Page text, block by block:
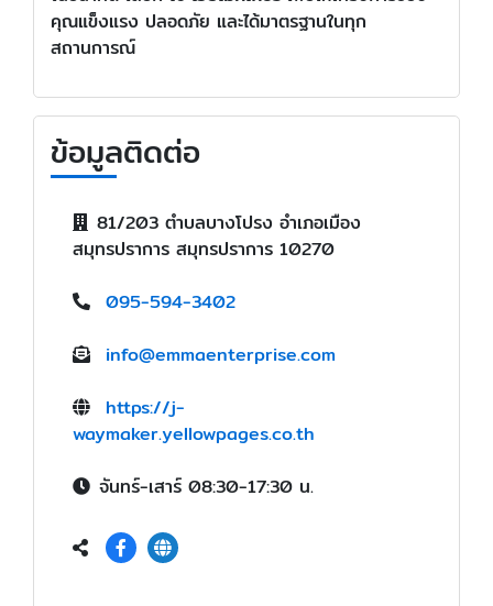
คุณแข็งแรง ปลอดภัย และได้มาตรฐานในทุก
สถานการณ์
ข้อมูลติดต่อ
81/203 ตำบลบางโปรง อำเภอเมือง
สมุทรปราการ สมุทรปราการ 10270
095-594-3402
info@emmaenterprise.com
https://j-
waymaker.yellowpages.co.th
จันทร์-เสาร์ 08:30-17:30 น.